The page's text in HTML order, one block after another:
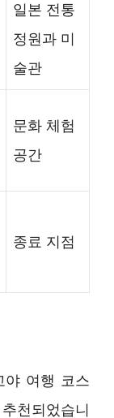
일본 전통
정원과 미
술관
문화 체험
공간
종료 지점
야 여행 코스
천되었습니